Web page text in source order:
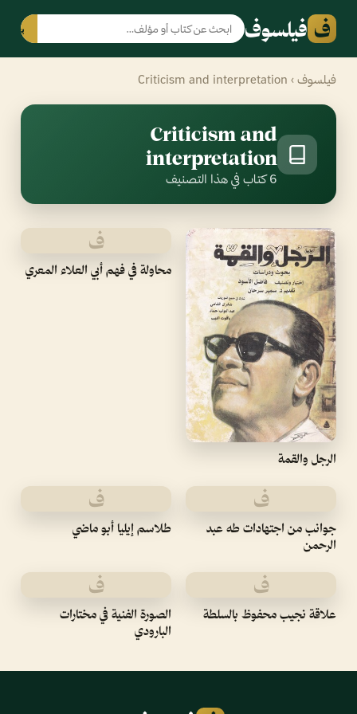
ف فيلسوف بحث
فيلسوف › Criticism and interpretation
Criticism and
interpretation
6 كتاب في هذا التصنيف
الرجل والقمة
ف
محاولة في فهم أبي العلاء المعري
ف
جوانب من اجتهادات طه عبد
الرحمن
ف
طلاسم إيليا أبو ماضي
ف
علاقة نجيب محفوظ بالسلطة
ف
الصورة الفنية في مختارات
البارودي